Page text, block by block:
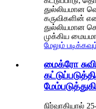
துல்லியமான
கருவிகளின்
துல்லியமான
முக்கிய
மேலும்
மைக்ரோ
நிர்வாகியால்